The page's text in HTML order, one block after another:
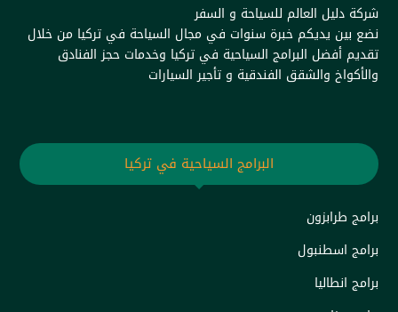
شركة دليل العالم للسياحة و السفر
نضع بين يديكم خبرة سنوات في مجال السياحة في تركيا من خلال
تقديم أفضل البرامج السياحية في تركيا وخدمات حجز الفنادق
والأكواخ والشقق الفندقية و تأجير السيارات
البرامج السياحية في تركيا
برامج طرابزون
برامج اسطنبول
برامج انطاليا